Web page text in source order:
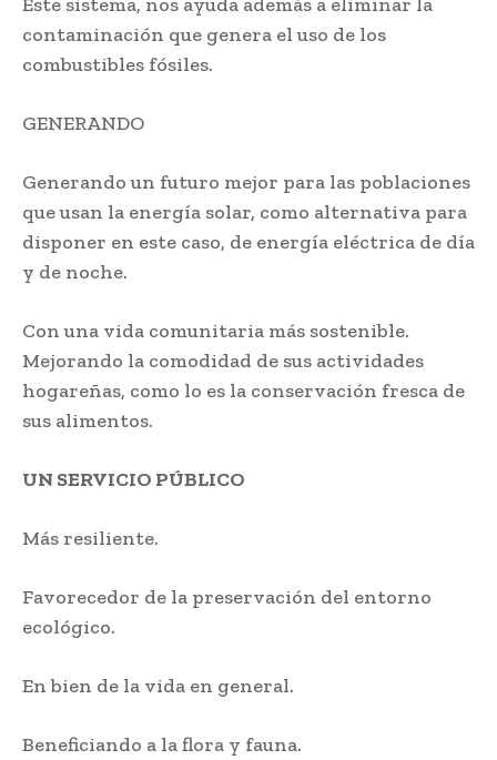
contaminación que genera el uso de los
combustibles fósiles.
GENERANDO
Generando un futuro mejor para las poblaciones
que usan la energía solar, como alternativa para
disponer en este caso, de energía eléctrica de día
y de noche.
Con una vida comunitaria más sostenible.
Mejorando la comodidad de sus actividades
hogareñas, como lo es la conservación fresca de
sus alimentos.
UN SERVICIO PÚBLICO
Más resiliente.
Favorecedor de la preservación del entorno
ecológico.
En bien de la vida en general.
Beneficiando a la flora y fauna.